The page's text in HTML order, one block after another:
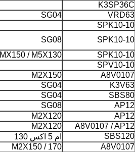
K3SP36C
VRD63
SG04
SPK10-10
SPK10-10
SG08
SPK10-10
MX150 / M5X130
SPV10-10
A8V0107
M2X150
K3V63
SG04
SBS80
SG04
AP12
SG08
AP12
M2X120
A8V0107 / AP12
M2X120
SBS120 ام 5 اكس 130
A8V0107
M2X150 / 170